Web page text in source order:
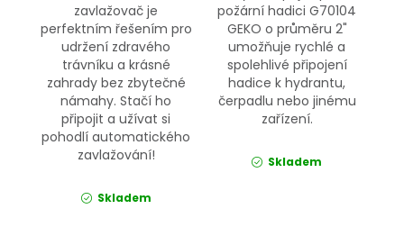
zavlažovač je
perfektním řešením pro
udržení zdravého
trávníku a krásné
zahrady bez zbytečné
námahy. Stačí ho
připojit a užívat si
pohodlí automatického
zavlažování!
Skladem
požární hadici G70104
GEKO o průměru 2"
umožňuje rychlé a
spolehlivé připojení
hadice k hydrantu,
čerpadlu nebo jinému
zařízení.
Skladem